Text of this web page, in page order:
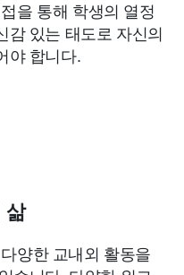
을 통해 학생의 열정
감 있는 태도로 자신의
야 합니다.
삶
양한 교내외 활동을